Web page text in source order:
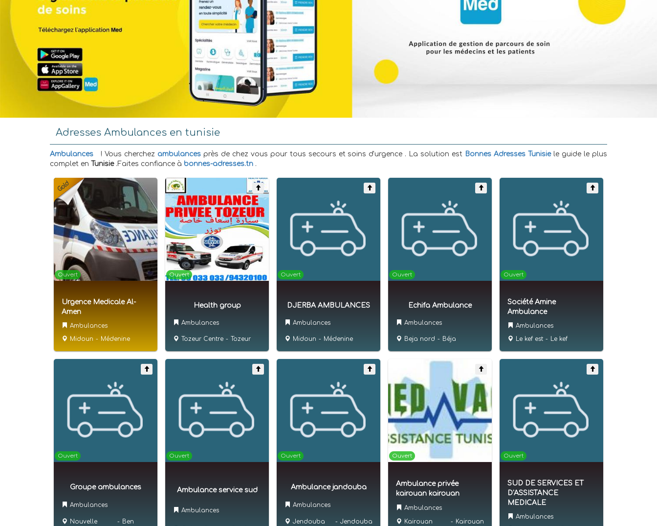
Adresses Ambulances en tunisie
Ambulances ! Vous cherchez ambulancesprès de chez vous pour tous secours et soins d'urgence . La solution est Bonnes Adresses Tunisie le guide le plus
complet en Tunisie.Faites confiance à bonnes-adresses.tn .
Ouvert
Urgence Medicale Al-
Amen
Ambulances
Midoun - Médenine
Ouvert
Health group
Ambulances
Tozeur Centre - Tozeur
Ouvert
DJERBA AMBULANCES
Ambulances
Midoun - Médenine
Ouvert
Echifa Ambulance
Ambulances
Beja nord - Béja
Ouvert
Société Amine
Ambulance
Ambulances
Le kef est - Le kef
Ouvert
Groupe ambulances
Ambulances
Nouvelle
- Ben
Ouvert
Ambulance service sud
Ambulances
Ouvert
Ambulance jandouba
Ambulances
Jendouba
- Jendouba
Ouvert
Ambulance privée
kairouan kairouan
Ambulances
Kairouan
- Kairouan
Ouvert
SUD DE SERVICES ET
D'ASSISTANCE
MEDICALE
Ambulances